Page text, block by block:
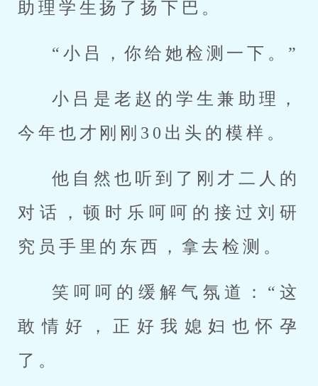
助理学生扬了扬下巴。
“小吕，你给她检测一下。”
小吕是老赵的学生兼助理，
今年也才刚刚30出头的模样。
他自然也听到了刚才二人的
对话，顿时乐呵呵的接过刘研
究员手里的东西，拿去检测。
笑呵呵的缓解气氛道：“这
敢情好，正好我媳妇也怀孕
了。